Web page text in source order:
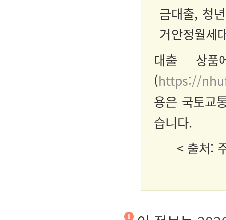
금대출, 청
거안정월세
대출 상
(https://
용은 국토교
습니다.
< 출처: